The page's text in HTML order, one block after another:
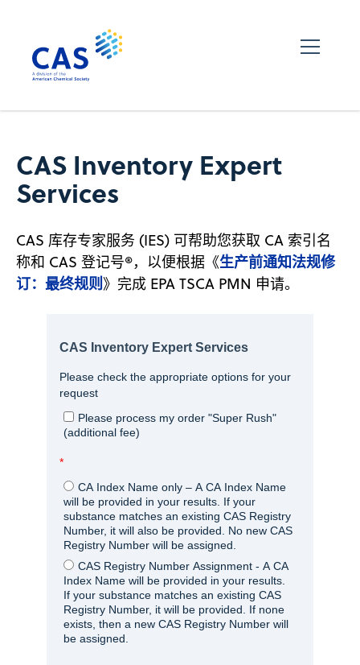
CAS Inventory Expert
Services
CAS 库存专家服务 (IES) 可帮助您获取 CA 索引名
称和 CAS 登记号®，以便根据《生产前通知法规修
订：最终规则》完成 EPA TSCA PMN 申请。